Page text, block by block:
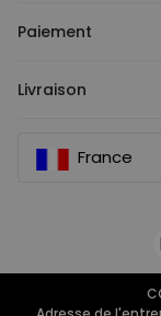
Paiement
Livraison
France